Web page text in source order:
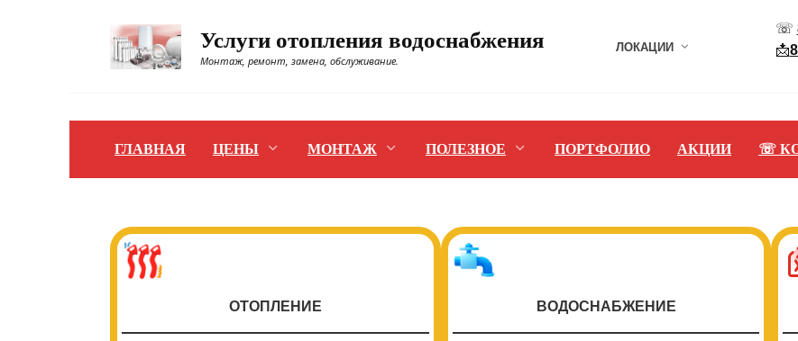
Услуги отопления водоснабжения
Монтаж, ремонт, замена, обслуживание.
ЛОКАЦИИ
☏
📩
ГЛАВНАЯ ЦЕНЫ МОНТАЖ ПОЛЕЗНОЕ ПОРТФОЛИО АКЦИИ ☏
ОТОПЛЕНИЕ ВОДОСНАБЖЕНИЕ